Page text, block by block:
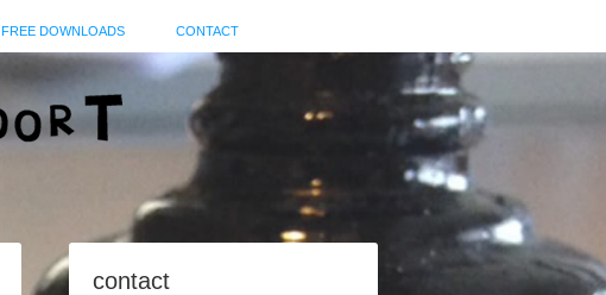
FREE DOWNLOADS CONTACT
contact